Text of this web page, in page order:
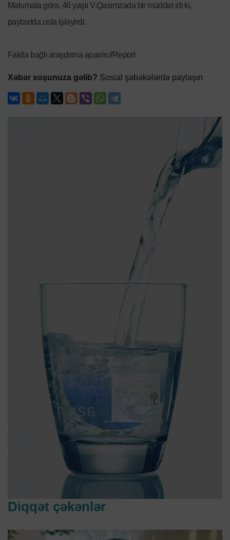
Məlumata görə, 46 yaşlı V.Qasımzadə bir müddət idi ki,
paytaxtda usta işləyirdi.
Faktla bağlı araşdırma aparılır.//Report
Xəbər xoşunuza gəlib? Sosial şəbəkələrdə paylaşın
Diqqət çəkənlər